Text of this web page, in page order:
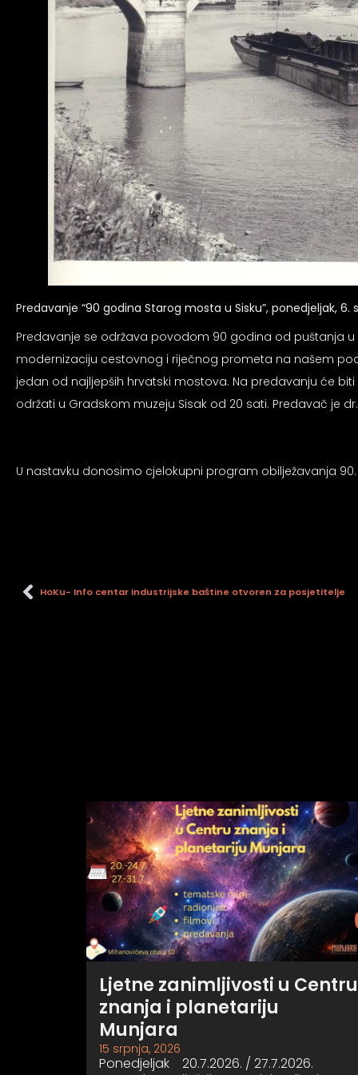
Predavanje “90 godina Starog mosta u Sisku”, ponedjeljak, 6.
Predavanje se održava povodom 90 godina od puštanja
modernizaciju cestovnog i riječnog prometa na našem
jedan od najljepših hrvatski mostova. Na predavanju će
održati u Gradskom muzeju Sisak od 20 sati. Predavač je
U nastavku donosimo cjelokupni program obilježavanja
HoKu- Info centar industrijske baštine otvoren za posjetitelje
Ljetne zanimljivosti u Centru
znanja i planetariju
Munjara
15 srpnja, 2026
Ponedjeljak 20.7.2026. / 27.7.2026.